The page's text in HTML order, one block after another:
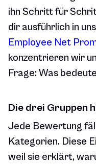
ihn Schritt für
dir ausführlich in
Employee Net
konzentrieren wir
Frage: Was
Die drei Gruppen
Jede Bewertung
Kategorien. Diese
weil sie erklärt,